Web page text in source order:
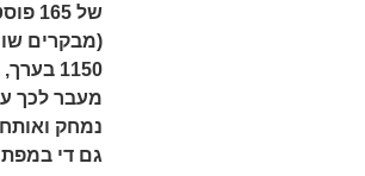
נמחק
גם די